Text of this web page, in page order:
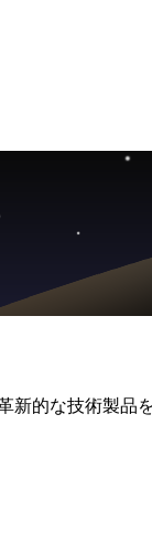
新的な技術製